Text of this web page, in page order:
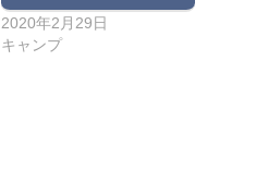
2020年2月29日
キャンプ